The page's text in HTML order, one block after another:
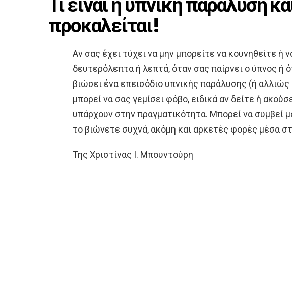
προκαλείται!
Αν σας έχει τύχει να μην μπορείτε να κουνηθείτε ή
δευτερόλεπτα ή λεπτά, όταν σας παίρνει ο ύπνος ή
βιώσει ένα επεισόδιο υπνικής παράλυσης (ή
μπορεί να σας γεμίσει φόβο, ειδικά αν δείτε ή
υπάρχουν στην πραγματικότητα. Μπορεί να συμβεί
το βιώνετε συχνά, ακόμη και αρκετές φορές μέσα
Της Χριστίνας Ι. Μπουντούρη